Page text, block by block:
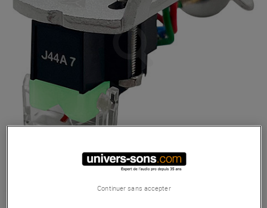
Continuer sans accepter